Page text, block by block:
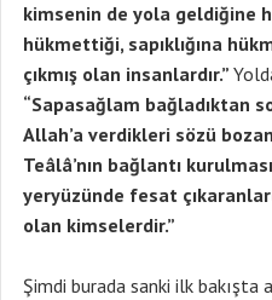
kimsenin de yola geldiğine
hükmettiği, sapıklığına
çıkmış olan insanlardır.”
“Sapasağlam bağladıktan
Allah’a verdikleri sözü
Teâlâ’nın bağlantı
yeryüzünde fesat
olan kimselerdir.”
Şimdi burada sanki ilk bakışta